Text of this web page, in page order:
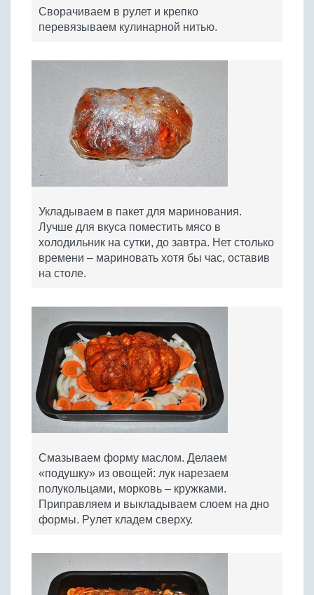
Сворачиваем в рулет и крепко
перевязываем кулинарной нитью.
Укладываем в пакет для маринования.
Лучше для вкуса поместить мясо в
холодильник на сутки, до завтра. Нет столько
времени – мариновать хотя бы час, оставив
на столе.
Смазываем форму маслом. Делаем
«подушку» из овощей: лук нарезаем
полукольцами, морковь – кружками.
Приправляем и выкладываем слоем на дно
формы. Рулет кладем сверху.